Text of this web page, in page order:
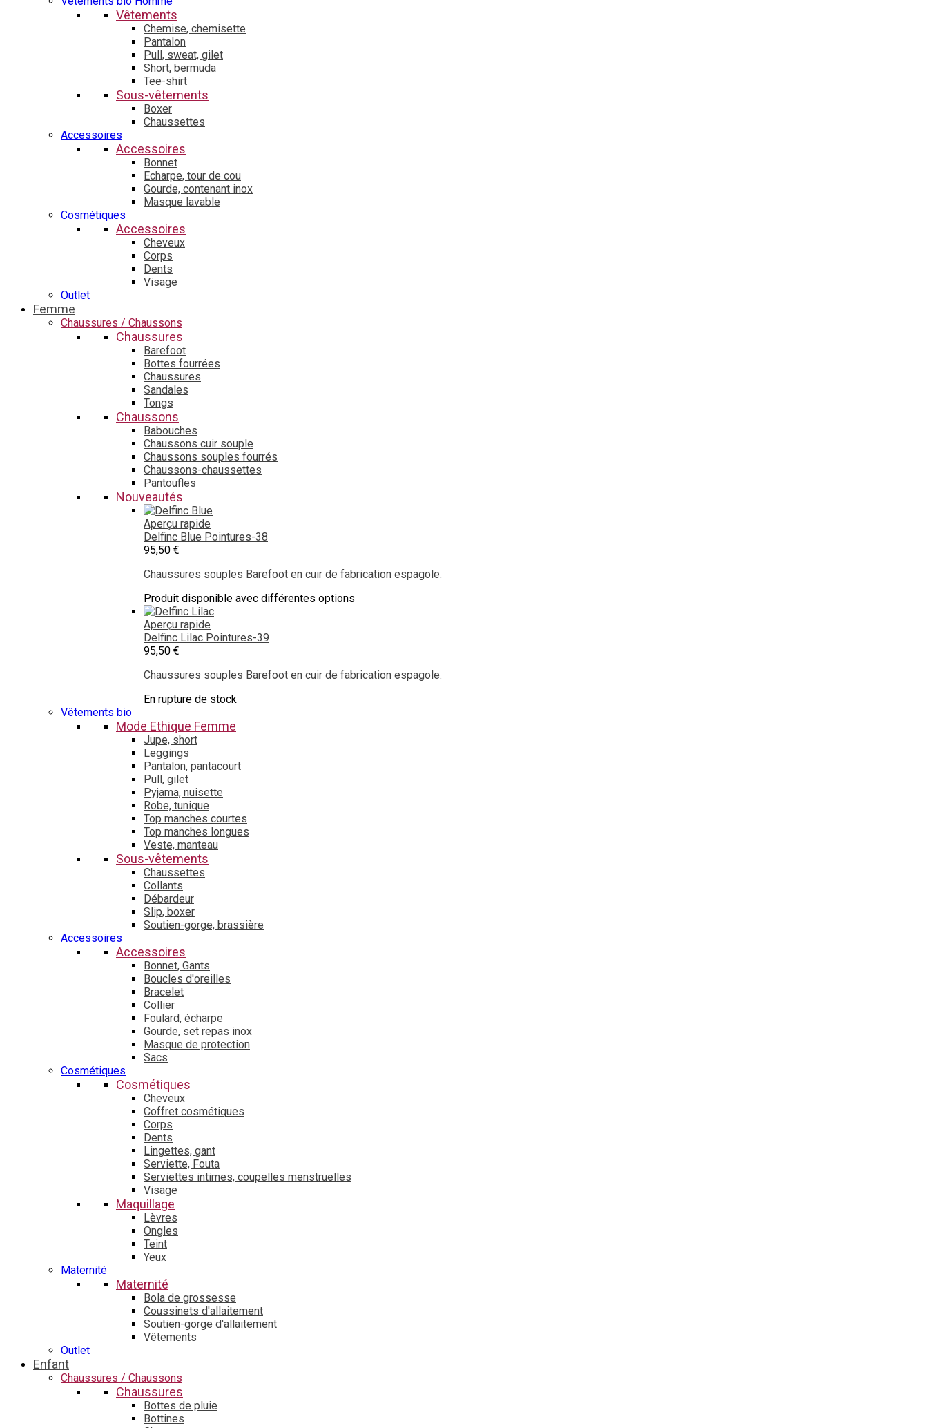
Vêtements
Chemise, chemisette
Pantalon
Pull, sweat, gilet
Short, bermuda
Tee-shirt
Sous-vêtements
Boxer
Chaussettes
Accessoires
Accessoires
Bonnet
Echarpe, tour de cou
Gourde, contenant inox
Masque lavable
Cosmétiques
Accessoires
Cheveux
Corps
Dents
Visage
Outlet
Femme
Chaussures / Chaussons
Chaussures
Barefoot
Bottes fourrées
Chaussures
Sandales
Tongs
Chaussons
Babouches
Chaussons cuir souple
Chaussons souples fourrés
Chaussons-chaussettes
Pantoufles
Nouveautés
Aperçu rapide
Delfinc Blue Pointures-38
95,50 €
Chaussures souples Barefoot en cuir de fabrication espagole.
Produit disponible avec différentes options
Aperçu rapide
Delfinc Lilac Pointures-39
95,50 €
Chaussures souples Barefoot en cuir de fabrication espagole.
En rupture de stock
Vêtements bio
Mode Ethique Femme
Jupe, short
Leggings
Pantalon, pantacourt
Pull, gilet
Pyjama, nuisette
Robe, tunique
Top manches courtes
Top manches longues
Veste, manteau
Sous-vêtements
Chaussettes
Collants
Débardeur
Slip, boxer
Soutien-gorge, brassière
Accessoires
Accessoires
Bonnet, Gants
Boucles d'oreilles
Bracelet
Collier
Foulard, écharpe
Gourde, set repas inox
Masque de protection
Sacs
Cosmétiques
Cosmétiques
Cheveux
Coffret cosmétiques
Corps
Dents
Lingettes, gant
Serviette, Fouta
Serviettes intimes, coupelles menstruelles
Visage
Maquillage
Lèvres
Ongles
Teint
Yeux
Maternité
Maternité
Bola de grossesse
Coussinets d'allaitement
Soutien-gorge d'allaitement
Vêtements
Outlet
Enfant
Chaussures / Chaussons
Chaussures
Bottes de pluie
Bottines